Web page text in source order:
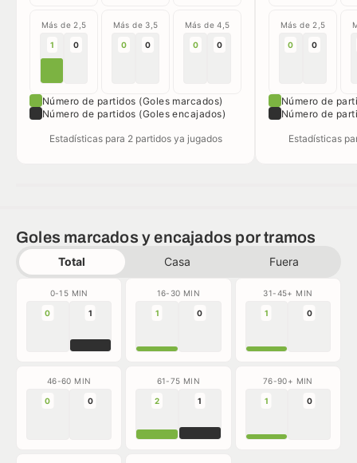
Más de 2,5
1 0
Más de 3,5
0 0
Más de 4,5
0 0
Número de partidos (Goles marcados)
Número de partidos (Goles encajados)
Estadísticas para 2 partidos ya jugados
Más de 2,5
0 0
Número de
Número de
Estadísticas
Goles marcados y encajados por tramos
Total Casa Fuera
0-15 MIN
0 1
16-30 MIN
1 0
31-45+ MIN
1 0
46-60 MIN
0 0
61-75 MIN
2 1
76-90+ MIN
1 0